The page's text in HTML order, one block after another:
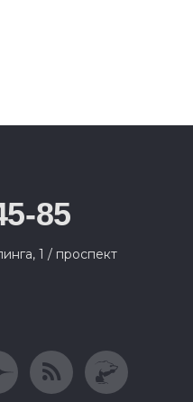
85
1 / проспект